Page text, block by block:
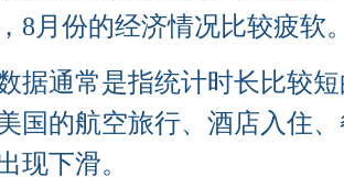
8月份的经济情况比较疲软
通常是指统计时长比较短
国的航空旅行、酒店入住
现下滑。